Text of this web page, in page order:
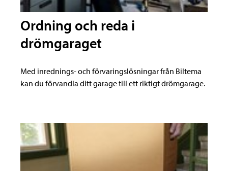
Ordning och reda i
drömgaraget
Med inrednings- och förvaringslösningar från Biltema
kan du förvandla ditt garage till ett riktigt drömgarage.